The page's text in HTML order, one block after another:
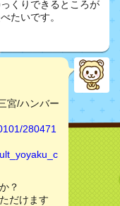
くりできるところが
たいです。
宮/ハンバー
280471
？
だけます